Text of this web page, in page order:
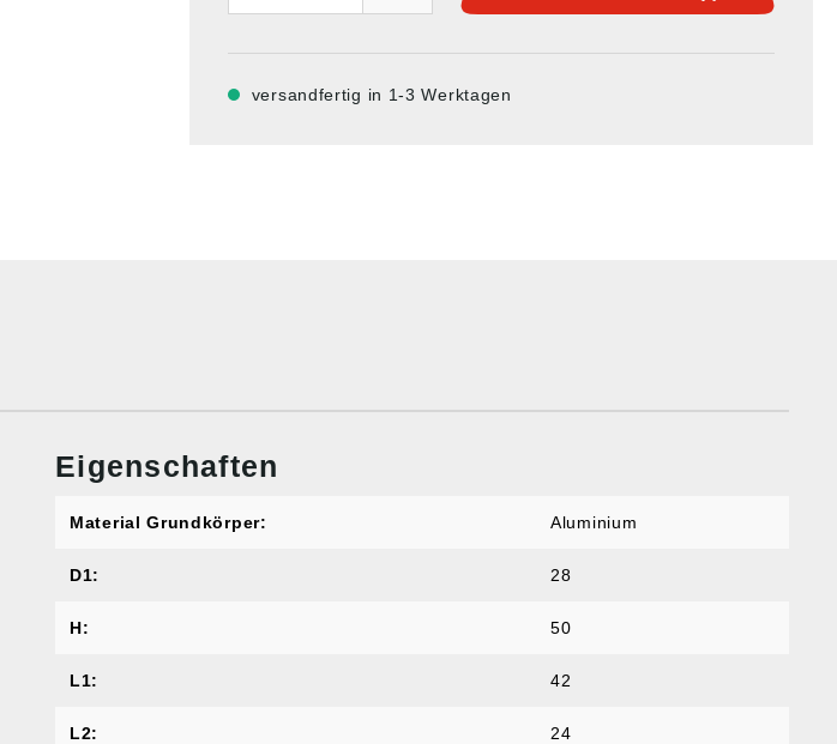
versandfertig in 1-3 Werktagen
Eigenschaften
Material Grundkörper: Aluminium
D1: 28
H: 50
L1: 42
L2: 24